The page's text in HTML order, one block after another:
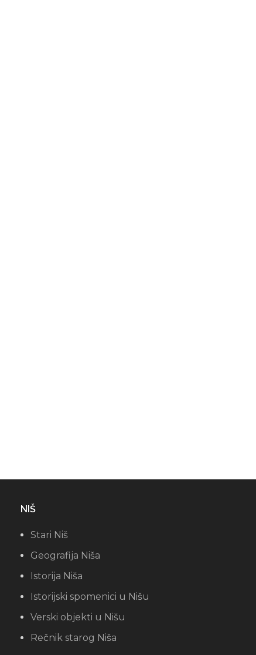
NIŠ
Stari Niš
Geografija Niša
Istorija Niša
Istorijski spomenici u Nišu
Verski objekti u Nišu
Rečnik starog Niša